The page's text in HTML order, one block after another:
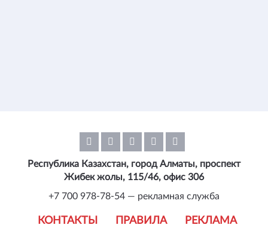
КОНТАКТЫ ПРАВИЛА РЕКЛАМА
Республика Казахстан, город Алматы, проспект
Жибек жолы, 115/46, офис 306
+7 700 978-78-54 — рекламная служба